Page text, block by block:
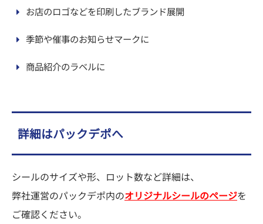
お店のロゴなどを印刷したブランド展開
季節や催事のお知らせマークに
商品紹介のラベルに
詳細はパックデポへ
シールのサイズや形、ロット数など詳細は、
弊社運営のパックデポ内のオリジナルシールのページを
ご確認ください。